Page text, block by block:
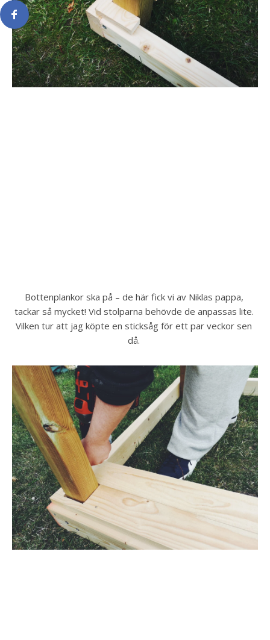
Bottenplankor ska på – de här fick vi av Niklas pappa,
tackar så mycket! Vid stolparna behövde de anpassas lite.
Vilken tur att jag köpte en sticksåg för ett par veckor sen
då.